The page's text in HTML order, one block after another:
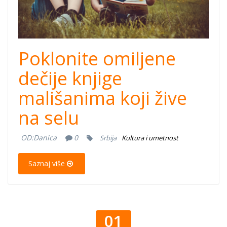
Poklonite omiljene
dečije knjige
mališanima koji žive
na selu
OD:Danica 0 Srbija Kultura i umetnost
Saznaj više
01